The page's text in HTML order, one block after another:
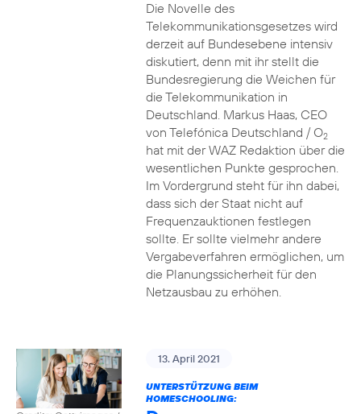
Die Novelle des
Telekommunikationsgesetzes wird
derzeit auf Bundesebene intensiv
diskutiert, denn mit ihr stellt die
Bundesregierung die Weichen für
die Telekommunikation in
Deutschland. Markus Haas, CEO
von Telefónica Deutschland / O2
hat mit der WAZ Redaktion über die
wesentlichen Punkte gesprochen.
Im Vordergrund steht für ihn dabei,
dass sich der Staat nicht auf
Frequenzauktionen festlegen
sollte. Er sollte vielmehr andere
Vergabeverfahren ermöglichen, um
die Planungssicherheit für den
Netzausbau zu erhöhen.
13. April 2021
UNTERSTÜTZUNG BEIM
HOMESCHOOLING: